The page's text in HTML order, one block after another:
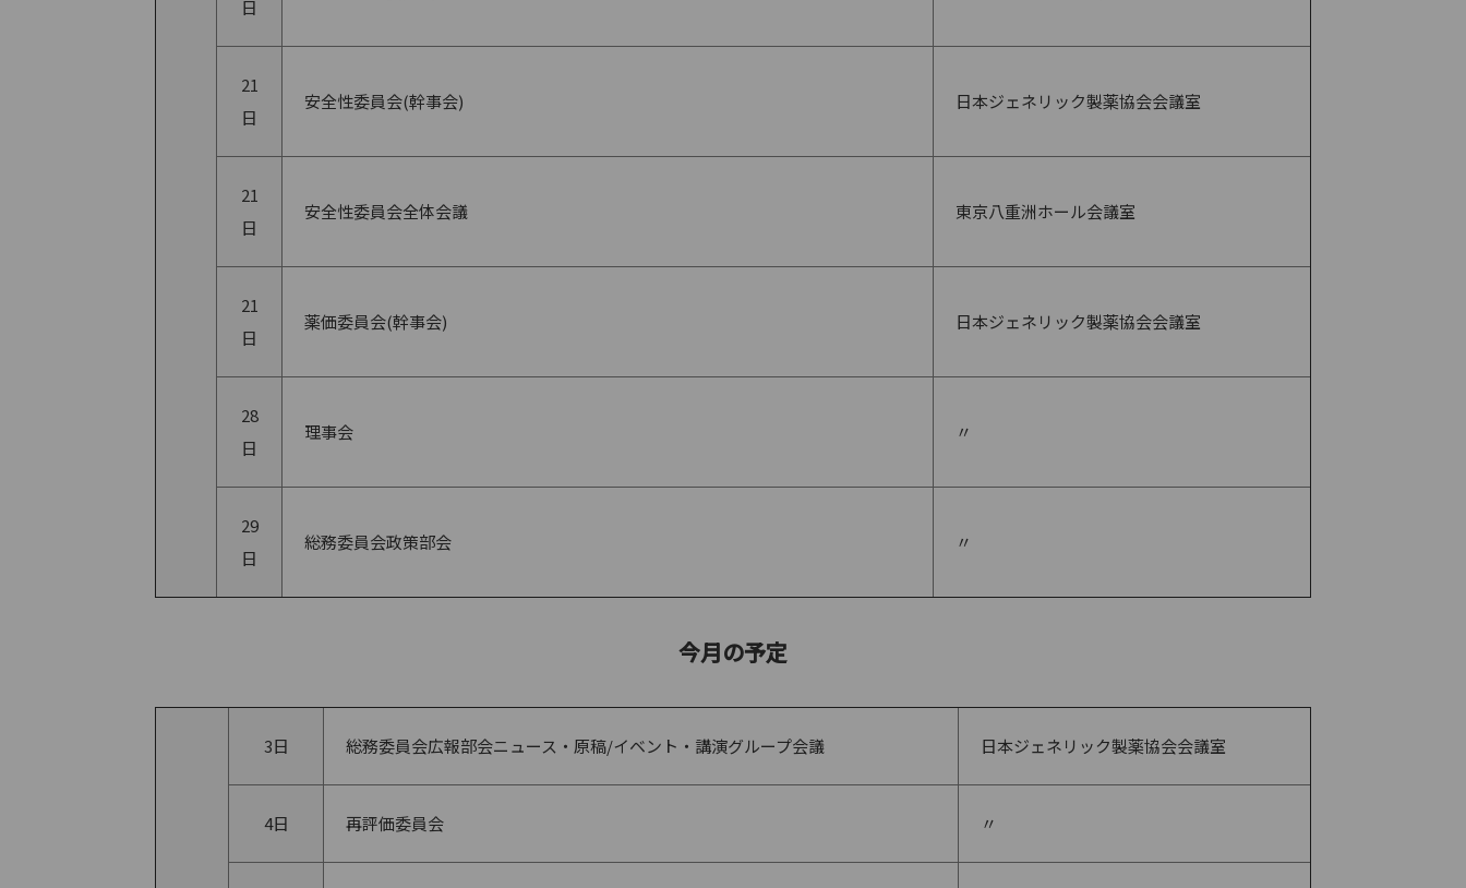
日
21
日
安全性委員会(幹事会) 日本ジェネリック製薬協会会議室
21
日
安全性委員会全体会議 東京八重洲ホール会議室
21
日
薬価委員会(幹事会) 日本ジェネリック製薬協会会議室
28
日
理事会 〃
29
日
総務委員会政策部会 〃
今月の予定
3日 総務委員会広報部会ニュース・原稿/イベント・講演グループ会議 日本ジェネリック製薬協会会議室
4日 再評価委員会 〃